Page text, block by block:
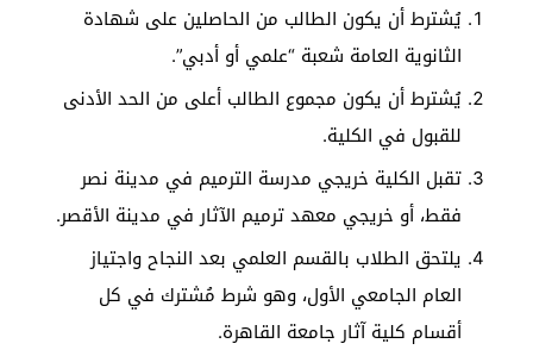
يُشترط أن يكون الطالب من الحاصلين على شهادة
الثانوية العامة شعبة “علمي أو أدبي”.
يُشترط أن يكون مجموع الطالب أعلى من الحد الأدنى
للقبول في الكلية.
تقبل الكلية خريجي مدرسة الترميم في مدينة نصر
فقط، أو خريجي معهد ترميم الآثار في مدينة الأقصر.
يلتحق الطلاب بالقسم العلمي بعد النجاح واجتياز
العام الجامعي الأول، وهو شرط مُشترك في كل
أقسام كلية آثار جامعة القاهرة.